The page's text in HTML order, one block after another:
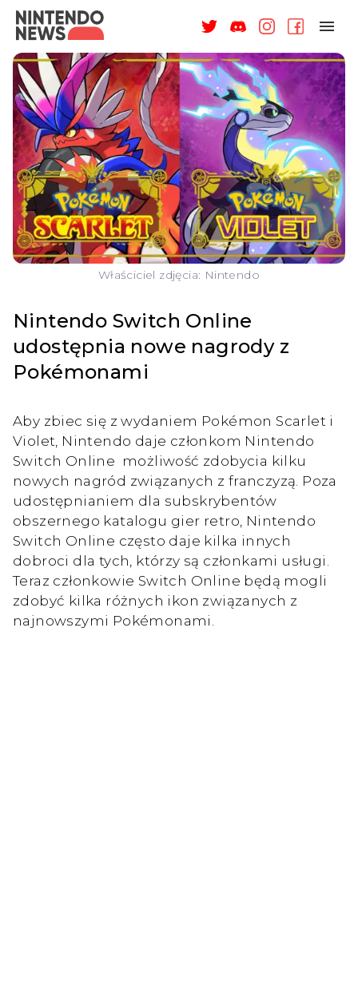
NAGRODY
NEWSY
RECENZJE
ARTYKUŁY
WSPARCIE
O NAS
ZALOGUJ
Właściciel zdjęcia: Nintendo
Nintendo Switch Online
udostępnia nowe nagrody z
Pokémonami
Aby zbiec się z wydaniem Pokémon Scarlet i
Violet, Nintendo daje członkom Nintendo
Switch Online możliwość zdobycia kilku
nowych nagród związanych z franczyzą. Poza
udostępnianiem dla subskrybentów
obszernego katalogu gier retro, Nintendo
Switch Online często daje kilka innych
dobroci dla tych, którzy są członkami usługi.
Teraz członkowie Switch Online będą mogli
zdobyć kilka różnych ikon związanych z
najnowszymi Pokémonami.